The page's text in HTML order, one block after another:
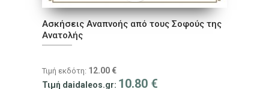
Ασκήσεις Αναπνοής από τους Σοφούς της
Ανατολής
Τιμή εκδότη: 12.00 €
Τιμή daidaleos.gr: 10.80 €